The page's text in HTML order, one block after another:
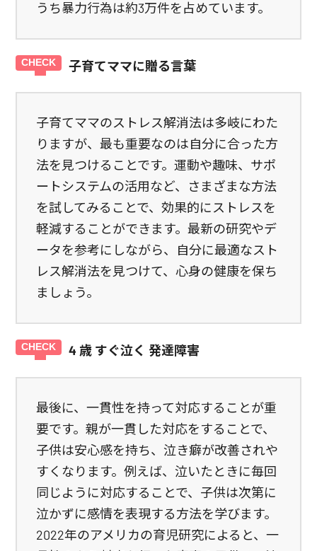
うち暴力行為は約3万件を占めています。
子育てママに贈る言葉
子育てママのストレス解消法は多岐にわた
りますが、最も重要なのは自分に合った方
法を見つけることです。運動や趣味、サポ
ートシステムの活用など、さまざまな方法
を試してみることで、効果的にストレスを
軽減することができます。最新の研究やデ
ータを参考にしながら、自分に最適なスト
レス解消法を見つけて、心身の健康を保ち
ましょう。
4 歳 すぐ泣く 発達障害
最後に、一貫性を持って対応することが重
要です。親が一貫した対応をすることで、
子供は安心感を持ち、泣き癖が改善されや
すくなります。例えば、泣いたときに毎回
同じように対応することで、子供は次第に
泣かずに感情を表現する方法を学びます。
2022年のアメリカの育児研究によると、一